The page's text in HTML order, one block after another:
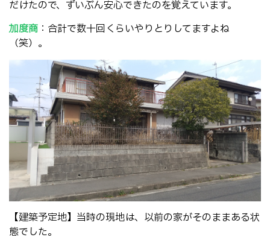
だけたので、ずいぶん安心できたのを覚えています。
加度商 ：合計で数十回くらいやりとりしてますよね
（笑）。
【建築予定地】当時の現地は、以前の家がそのままある状
態でした。